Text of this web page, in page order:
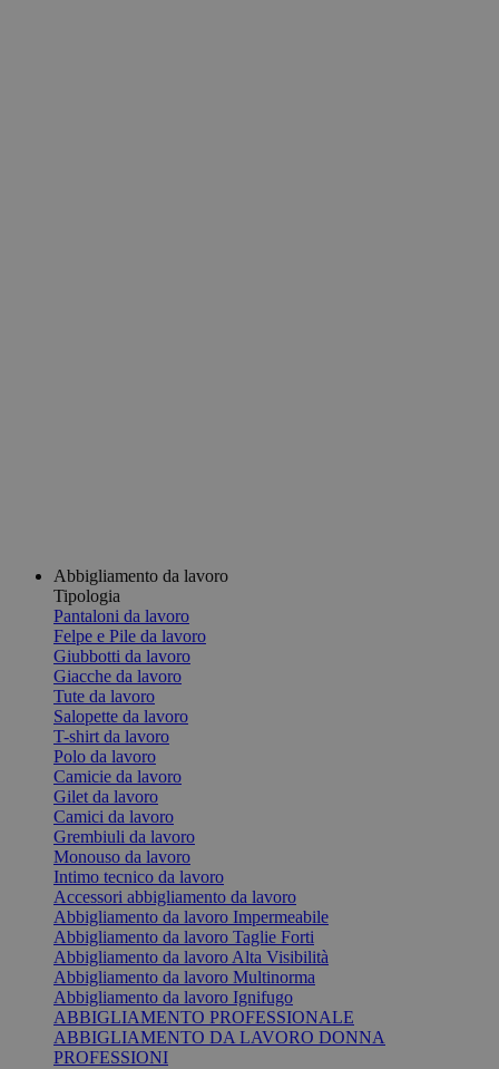
Abbigliamento da lavoro
Tipologia
Pantaloni da lavoro
Felpe e Pile da lavoro
Giubbotti da lavoro
Giacche da lavoro
Tute da lavoro
Salopette da lavoro
T-shirt da lavoro
Polo da lavoro
Camicie da lavoro
Gilet da lavoro
Camici da lavoro
Grembiuli da lavoro
Monouso da lavoro
Intimo tecnico da lavoro
Accessori abbigliamento da lavoro
Abbigliamento da lavoro Impermeabile
Abbigliamento da lavoro Taglie Forti
Abbigliamento da lavoro Alta Visibilità
Abbigliamento da lavoro Multinorma
Abbigliamento da lavoro Ignifugo
ABBIGLIAMENTO PROFESSIONALE
ABBIGLIAMENTO DA LAVORO DONNA
PROFESSIONI